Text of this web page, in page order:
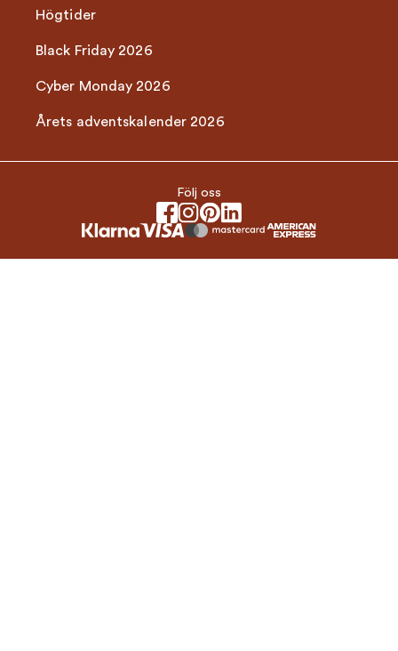
Högtider
Black Friday 2026
Cyber Monday 2026
Årets adventskalender 2026
Följ oss